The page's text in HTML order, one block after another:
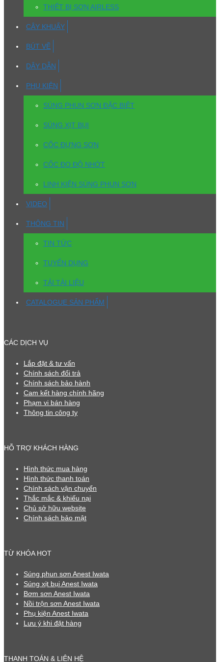
THIẾT BỊ SƠN AIRLESS
CÂY KHUẤY
BÚT VẼ
DÂY DẪN
PHỤ KIỆN
SÚNG PHUN SƠN ĐẶC BIỆT
SÚNG XỊT BỤI
CỐC ĐỰNG SƠN
CỐC ĐO ĐỘ NHỚT
LINH KIỆN SÚNG PHUN SƠN
VIDEO
THÔNG TIN
TIN TỨC
TUYỂN DỤNG
TẢI TÀI LIỆU
CATALOGUE SẢN PHẨM
CÁC DỊCH VỤ
Lắp đặt & tư vấn
Chính sách đổi trả
Chính sách bảo hành
Cam kết hàng chính hãng
Phạm vi bán hàng
Thông tin công ty
HỖ TRỢ KHÁCH HÀNG
Hình thức mua hàng
Hình thức thanh toán
Chính sách vận chuyển
Thắc mắc & khiếu nại
Chủ sở hữu website
Chính sách bảo mật
TỪ KHÓA HOT
Súng phun sơn Anest Iwata
Súng xịt bụi Anest Iwata
Bơm sơn Anest Iwata
Nồi trộn sơn Anest Iwata
Phụ kiện Anest Iwata
Lưu ý khi đặt hàng
THANH TOÁN & LIÊN HỆ